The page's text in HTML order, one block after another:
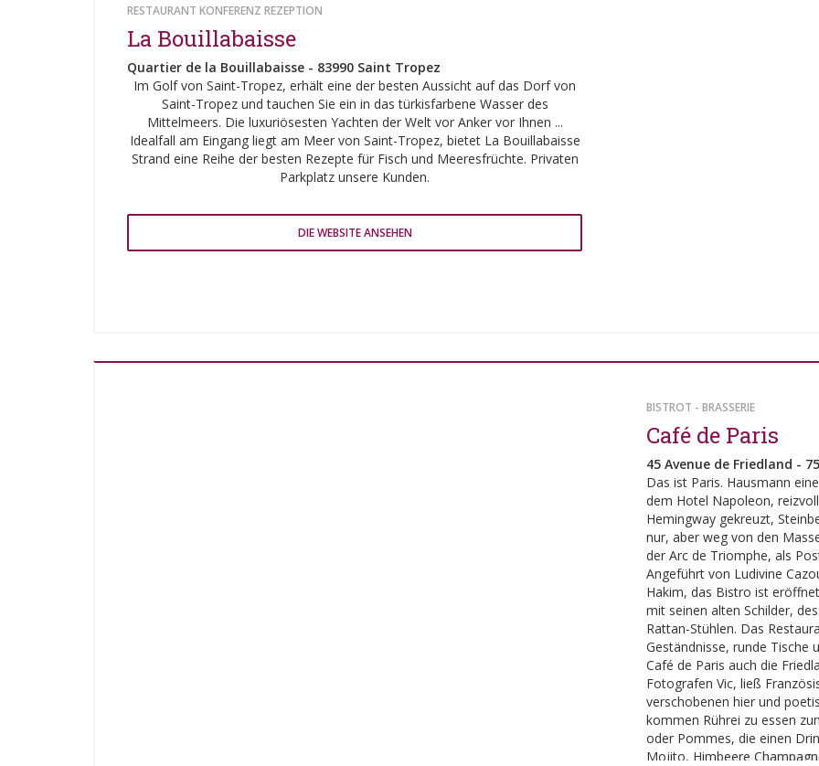
RESTAURANT KONFERENZ REZEPTION
La Bouillabaisse
Quartier de la Bouillabaisse - 83990 Saint Tropez
Im Golf von Saint-Tropez, erhält eine der besten Aussicht auf das Dorf von
Saint-Tropez und tauchen Sie ein in das türkisfarbene Wasser des
Mittelmeers. Die luxuriösesten Yachten der Welt vor Anker vor Ihnen ...
Idealfall am Eingang liegt am Meer von Saint-Tropez, bietet La Bouillabaisse
Strand eine Reihe der besten Rezepte für Fisch und Meeresfrüchte. Privaten
Parkplatz unsere Kunden.
DIE WEBSITE ANSEHEN
BISTROT - BRASSERIE
Café de Paris
45 Avenue de Friedland -
Das ist Paris. Hausmann
dem Hotel Napoleon,
Hemingway gekreuzt,
nur, aber weg von den
der Arc de Triomphe, als
Angeführt von Ludivine
Hakim, das Bistro ist
mit seinen alten Schilder,
Rattan-Stühlen. Das
Geständnisse, runde Tische
Café de Paris auch die
Fotografen Vic, ließ
verschobenen hier und
kommen Rührei zu essen
oder Pommes, die einen
Mojito, Himbeere